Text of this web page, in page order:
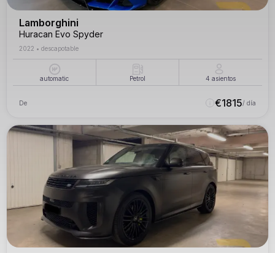
Lamborghini
Huracan Evo Spyder
2022 • descapotable
automatic Petrol 4 asientos
De €1815/ día